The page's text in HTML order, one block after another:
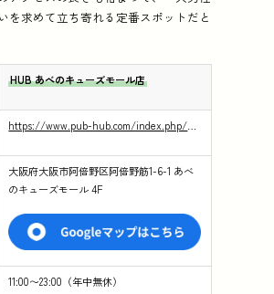
を求めて立ち寄れる定番スポットだと
HUB あべのキューズモール店
https://www.pub-hub.com/index.php/shop/detail/69
大阪府大阪市阿倍野区阿倍野筋1-6-1 あべ
のキューズモール 4F
11:00〜23:00（年中無休）